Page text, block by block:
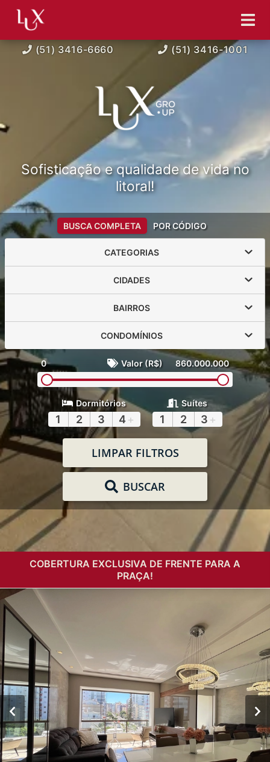
(51) 3416-6660 (51) 3416-1001
Sofisticação e qualidade de vida no
litoral!
BUSCA COMPLETA POR CÓDIGO
CATEGORIAS
CIDADES
BAIRROS
CONDOMÍNIOS
0 Valor (R$) 860.000.000
Dormitórios
1 2 3 4 +
Suítes
1 2 3 +
LIMPAR FILTROS
BUSCAR
COBERTURA EXCLUSIVA DE FRENTE PARA A
PRAÇA!